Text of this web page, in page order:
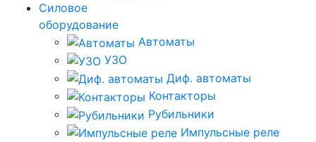
Силовое
оборудование
Автоматы
УЗО
Диф. автоматы
Контакторы
Рубильники
Импульсные реле